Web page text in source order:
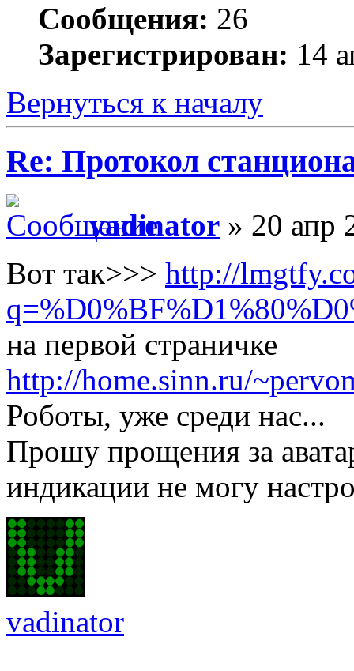
Сообщения: 26
Зарегистрирован: 14
Вернуться к началу
Re: Протокол
vadinator » 20 апр
Вот так>>> http://
на первой страничке
http://home.sinn.ru/
Роботы, уже среди нас...
Прошу прощения за
индикации не могу
vadinator